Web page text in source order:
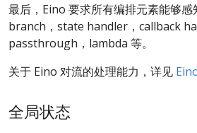
最后，Eino 要求所有编排元素能够
branch，state handler，callback
passthrough，lambda 等。
关于 Eino 对流的处理能力，详见
全局状态